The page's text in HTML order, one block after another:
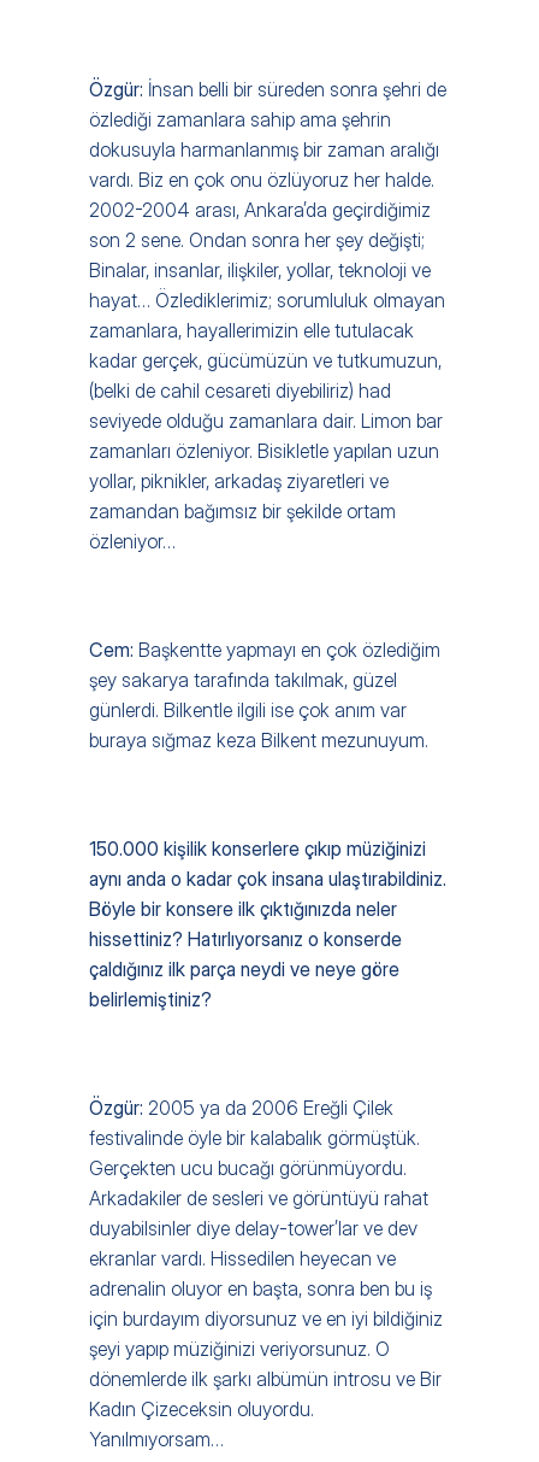
Özgür: İnsan belli bir süreden sonra şehri de
özlediği zamanlara sahip ama şehrin
dokusuyla harmanlanmış bir zaman aralığı
vardı. Biz en çok onu özlüyoruz her halde.
2002-2004 arası, Ankara’da geçirdiğimiz
son 2 sene. Ondan sonra her şey değişti;
Binalar, insanlar, ilişkiler, yollar, teknoloji ve
hayat… Özlediklerimiz; sorumluluk olmayan
zamanlara, hayallerimizin elle tutulacak
kadar gerçek, gücümüzün ve tutkumuzun,
(belki de cahil cesareti diyebiliriz) had
seviyede olduğu zamanlara dair. Limon bar
zamanları özleniyor. Bisikletle yapılan uzun
yollar, piknikler, arkadaş ziyaretleri ve
zamandan bağımsız bir şekilde ortam
özleniyor…
Cem: Başkentte yapmayı en çok özlediğim
şey sakarya tarafında takılmak, güzel
günlerdi. Bilkentle ilgili ise çok anım var
buraya sığmaz keza Bilkent mezunuyum.
150.000 kişilik konserlere çıkıp müziğinizi
aynı anda o kadar çok insana ulaştırabildiniz.
Böyle bir konsere ilk çıktığınızda neler
hissettiniz? Hatırlıyorsanız o konserde
çaldığınız ilk parça neydi ve neye göre
belirlemiştiniz?
Özgür: 2005 ya da 2006 Ereğli Çilek
festivalinde öyle bir kalabalık görmüştük.
Gerçekten ucu bucağı görünmüyordu.
Arkadakiler de sesleri ve görüntüyü rahat
duyabilsinler diye delay-tower’lar ve dev
ekranlar vardı. Hissedilen heyecan ve
adrenalin oluyor en başta, sonra ben bu iş
için burdayım diyorsunuz ve en iyi bildiğiniz
şeyi yapıp müziğinizi veriyorsunuz. O
dönemlerde ilk şarkı albümün introsu ve Bir
Kadın Çizeceksin oluyordu.
Yanılmıyorsam…